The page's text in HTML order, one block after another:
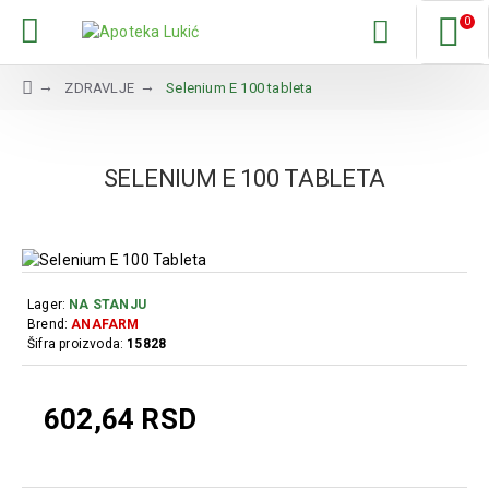
0
ZDRAVLJE Selenium E 100 tableta
SELENIUM E 100 TABLETA
602,64 RSD
Lager: NA STANJU
Brend: ANAFARM
Šifra proizvoda: 15828